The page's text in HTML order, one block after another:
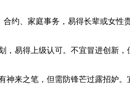
约、家庭事务，易得长辈或女性
，易得上级认可。不宜冒进创新，
神来之笔，但需防锋芒过露招妒。